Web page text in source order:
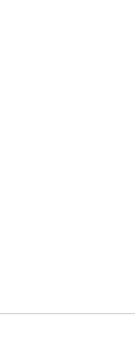
bent.
als
van de
Dan
voor
of 2 stellen,